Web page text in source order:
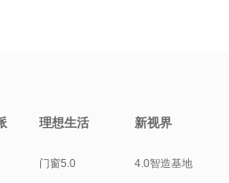
理想生活
门窗5.0
新视界
4.0智造基地